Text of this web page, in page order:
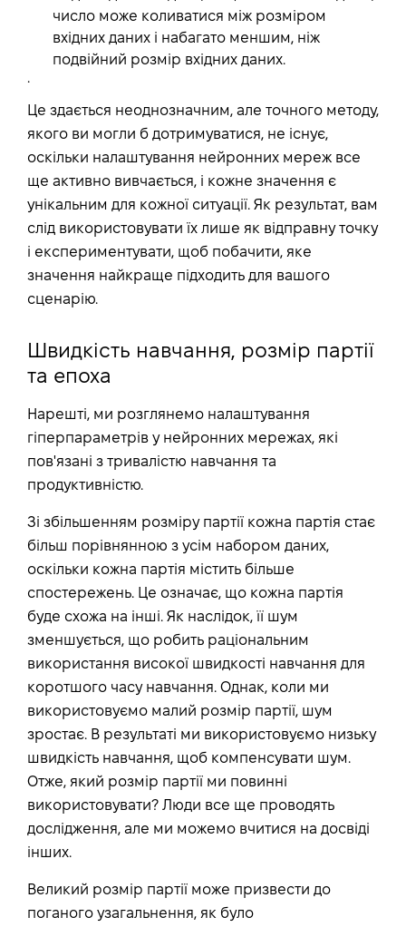
число може коливатися між розміром
вхідних даних і набагато меншим, ніж
подвійний розмір вхідних даних.
.
Це здається неоднозначним, але точного методу,
якого ви могли б дотримуватися, не існує,
оскільки налаштування нейронних мереж все
ще активно вивчається, і кожне значення є
унікальним для кожної ситуації. Як результат, вам
слід використовувати їх лише як відправну точку
і експериментувати, щоб побачити, яке
значення найкраще підходить для вашого
сценарію.
Швидкість навчання, розмір партії
та епоха
Нарешті, ми розглянемо налаштування
гіперпараметрів у нейронних мережах, які
пов'язані з тривалістю навчання та
продуктивністю.
Зі збільшенням розміру партії кожна партія стає
більш порівнянною з усім набором даних,
оскільки кожна партія містить більше
спостережень. Це означає, що кожна партія
буде схожа на інші. Як наслідок, її шум
зменшується, що робить раціональним
використання високої швидкості навчання для
коротшого часу навчання. Однак, коли ми
використовуємо малий розмір партії, шум
зростає. В результаті ми використовуємо низьку
швидкість навчання, щоб компенсувати шум.
Отже, який розмір партії ми повинні
використовувати? Люди все ще проводять
дослідження, але ми можемо вчитися на досвіді
інших.
Великий розмір партії може призвести до
поганого узагальнення, як було